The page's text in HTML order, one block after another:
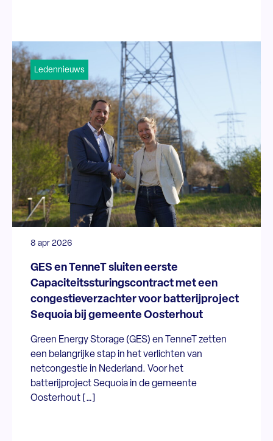
Ledennieuws
8 apr 2026
GES en TenneT sluiten eerste
Capaciteitssturingscontract met een
congestieverzachter voor batterijproject
Sequoia bij gemeente Oosterhout
Green Energy Storage (GES) en TenneT zetten
een belangrijke stap in het verlichten van
netcongestie in Nederland. Voor het
batterijproject Sequoia in de gemeente
Oosterhout […]